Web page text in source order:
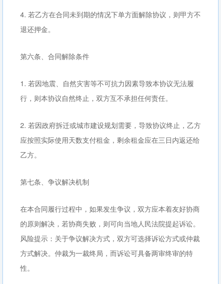
4. 若乙方在合同未到期的情况下单方面解除协议，则甲方不
退还押金。
第六条、合同解除条件
1. 若因地震、自然灾害等不可抗力因素导致本协议无法履
行，则本协议自然终止，双方互不承担任何责任。
2. 若因政府拆迁或城市建设规划需要，导致协议终止，乙方
应按照实际使用天数支付租金，剩余租金应在三日内返还给
乙方。
第七条、争议解决机制
在本合同履行过程中，如果发生争议，双方应本着友好协商
的原则解决，若协商失败，则可向当地人民法院提起诉讼。
风险提示：关于争议解决方式，双方可选择诉讼方式或仲裁
方式解决。仲裁为一裁终局，而诉讼可具备两审终审的特
性。